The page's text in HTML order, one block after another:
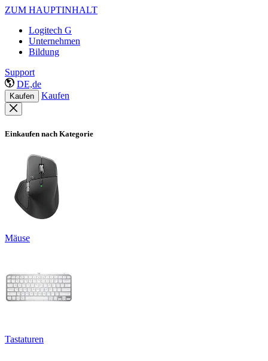
ZUM HAUPTINHALT
Logitech G
Unternehmen
Bildung
Support
DE,de
Kaufen Kaufen
Einkaufen nach Kategorie
Mäuse
Tastaturen